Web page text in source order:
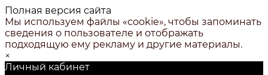
Полная версия сайта
Мы используем файлы «cookie», чтобы запоминать
сведения о пользователе и отображать
подходящую ему рекламу и другие материалы.
×
Личный кабинет